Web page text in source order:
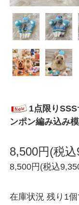
1点限り
ンポン編み込み
8,500円(税
8,500円(税込
在庫状況 残り1